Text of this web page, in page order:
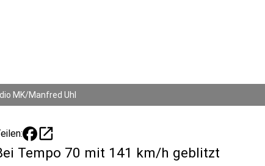
MK/Manfred Uhl
open_in_new
Tempo 70 mit 141 km/h geblitzt